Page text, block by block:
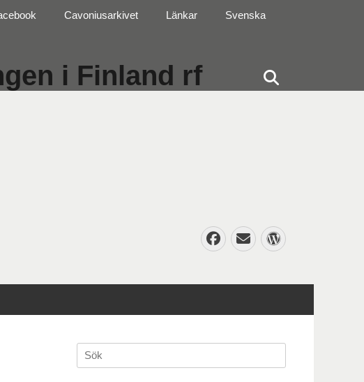
i Finland rf
Facebook
E-
post
Cavoniusarkivet Länkar Svenska
Sök
efter: